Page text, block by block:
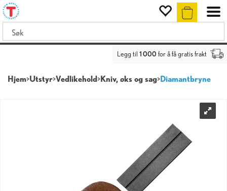
Legg til 1 000 for å få gratis frakt
Hjem>Utstyr>Vedlikehold>Kniv, øks og sag>Diamantbryne